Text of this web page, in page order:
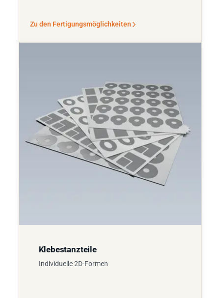
Zu den Fertigungsmöglichkeiten
Klebestanzteile
Individuelle 2D-Formen